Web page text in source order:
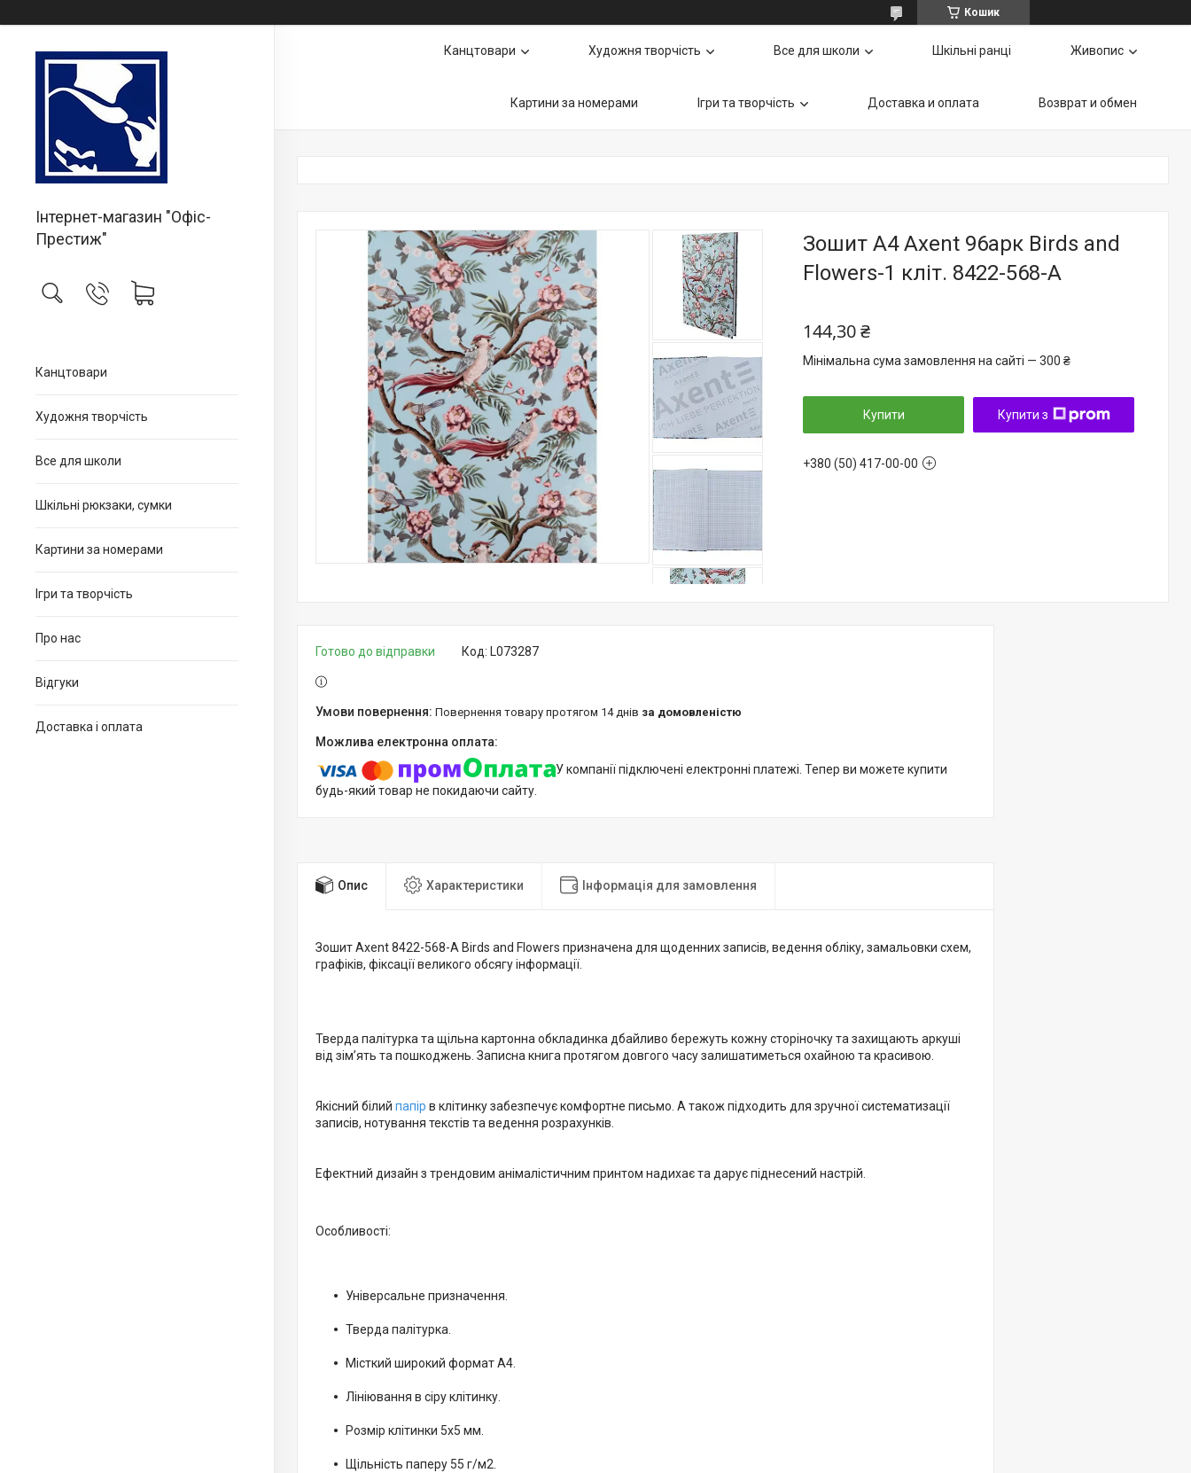
Кошик
Інтернет-магазин "Офіс-
Престиж"
Канцтовари
Художня творчість
Все для школи
Шкільні рюкзаки, сумки
Картини за номерами
Ігри та творчість
Про нас
Відгуки
Доставка і оплата
Канцтовари Художня творчість Все для школи Шкільні ранці Живопис
Картини за номерами Ігри та творчість Доставка и оплата Возврат и обмен
Зошит А4 Axent 96арк Birds and
Flowers-1 кліт. 8422-568-A
144,30 ₴
Мінімальна сума замовлення на сайті — 300 ₴
Купити Купити з
+380 (50) 417-00-00
Готово до відправки Код: L073287
повернення товару протягом 14 днів за домовленістю
У компанії підключені електронні платежі. Тепер ви можете купити
будь-який товар не покидаючи сайту.
Опис Характеристики Інформація для замовлення
Зошит Axent 8422-568-A Birds and Flowers призначена для щоденних записів, ведення обліку, замальовки схем,
графіків, фіксації великого обсягу інформації.
Тверда палітурка та щільна картонна обкладинка дбайливо бережуть кожну сторіночку та захищають аркуші
від зім’ять та пошкоджень. Записна книга протягом довгого часу залишатиметься охайною та красивою.
Якісний білий папір в клітинку забезпечує комфортне письмо. А також підходить для зручної систематизації
записів, нотування текстів та ведення розрахунків.
Ефектний дизайн з трендовим анімалістичним принтом надихає та дарує піднесений настрій.
Особливості:
Універсальне призначення.
Тверда палітурка.
Місткий широкий формат А4.
Лініювання в сіру клітинку.
Розмір клітинки 5x5 мм.
Щільність паперу 55 г/м2.